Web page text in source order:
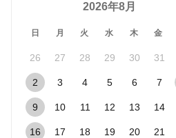
2026年8月
日 月 火 水 木 金
26 27 28 29 30 31
2 3 4 5 6 7
9 10 11 12 13 14
16 17 18 19 20 21